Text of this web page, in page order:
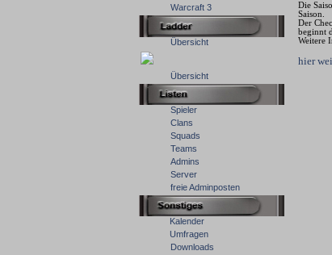
Warcraft 3
Übersicht
Übersicht
Spieler
Clans
Squads
Teams
Admins
Server
freie Adminposten
Kalender
Umfragen
Downloads
Die
Saison.
Der
beginnt
Weitere
hier